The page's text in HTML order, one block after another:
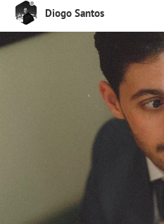
Diogo Santos